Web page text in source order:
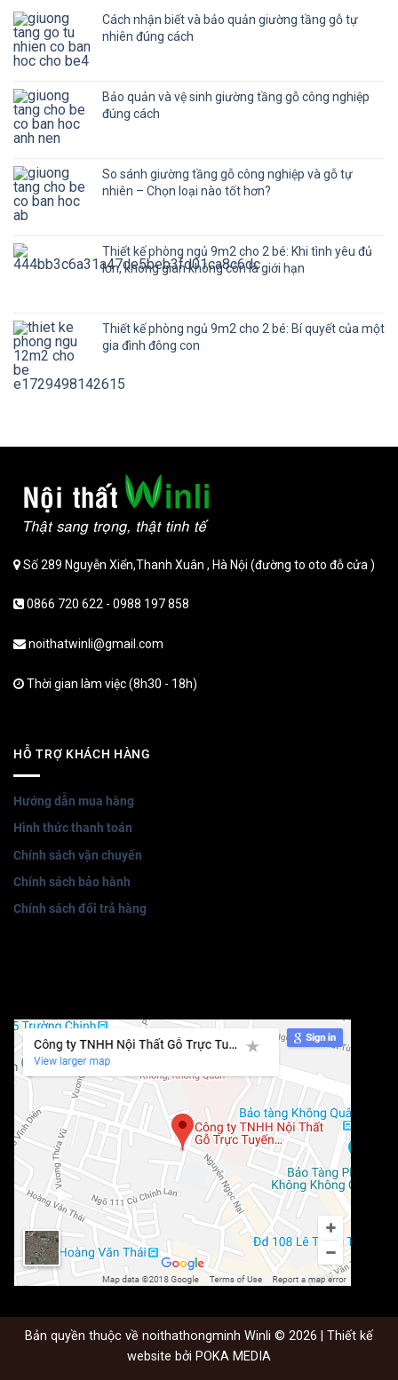
Cách nhận biết và bảo quản giường tầng gỗ tự
nhiên đúng cách
Bảo quản và vệ sinh giường tầng gỗ công nghiệp
đúng cách
So sánh giường tầng gỗ công nghiệp và gỗ tự
nhiên – Chọn loại nào tốt hơn?
Thiết kế phòng ngủ 9m2 cho 2 bé: Khi tình yêu đủ
lớn, không gian không còn là giới hạn
Thiết kế phòng ngủ 9m2 cho 2 bé: Bí quyết của một
gia đình đông con
Số 289 Nguyễn Xiển,Thanh Xuân , Hà Nội (đường to oto đỗ cửa )
0866 720 622 - 0988 197 858
noithatwinli@gmail.com
Thời gian làm việc (8h30 - 18h)
HỖ TRỢ KHÁCH HÀNG
Hướng dẫn mua hàng
Hình thức thanh toán
Chính sách vận chuyển
Chính sách bảo hành
Chính sách đổi trả hàng
Bản quyền thuộc về noithathongminh Winli © 2026 | Thiết kế
website bởi POKA MEDIA